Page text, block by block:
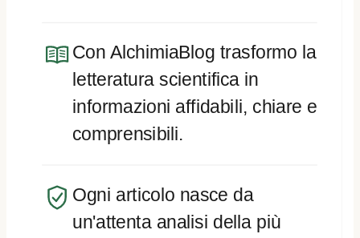
Con AlchimiaBlog trasformo la
letteratura scientifica in
informazioni affidabili, chiare e
comprensibili.
Ogni articolo nasce da
un'attenta analisi della più